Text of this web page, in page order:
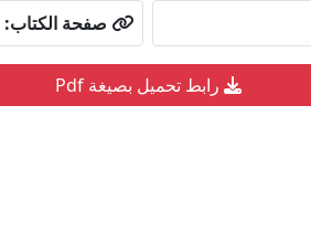
صفحة الكتاب:
رابط تحميل بصيغة Pdf